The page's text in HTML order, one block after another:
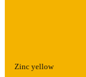
Zinc yellow